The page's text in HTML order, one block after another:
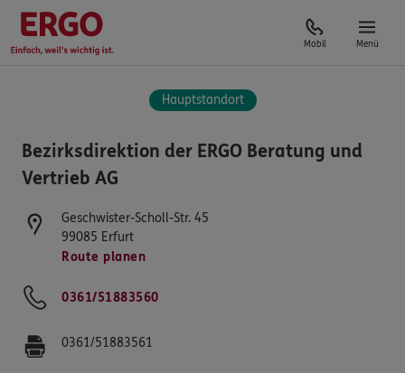
Mobil Menü
Hauptstandort
Bezirksdirektion der ERGO Beratung und
Vertrieb AG
Geschwister-Scholl-Str. 45
99085 Erfurt
Route planen
0361/51883560
0361/51883561